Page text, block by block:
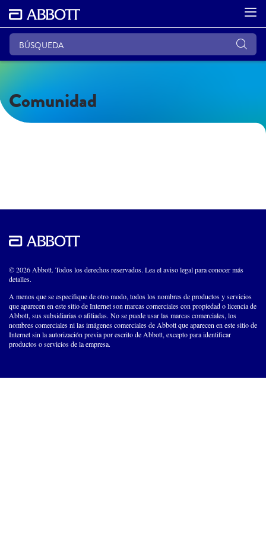
Comunidad
© 2026 Abbott. Todos los derechos reservados. Lea el aviso legal para conocer más
detalles.
A menos que se especifique de otro modo, todos los nombres de productos y servicios
que aparecen en este sitio de Internet son marcas comerciales con propiedad o licencia de
Abbott, sus subsidiarias o afiliadas. No se puede usar las marcas comerciales, los
nombres comerciales ni las imágenes comerciales de Abbott que aparecen en este sitio de
Internet sin la autorización previa por escrito de Abbott, excepto para identificar
productos o servicios de la empresa.